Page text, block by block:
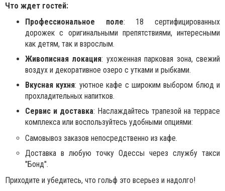
Что ждет гостей:
Профессиональное поле: 18 сертифицированных
дорожек с оригинальными препятствиями, интересными
как детям, так и взрослым.
Живописная локация: ухоженная парковая зона, свежий
воздух и декоративное озеро с утками и рыбками.
Вкусная кухня: уютное кафе с широким выбором блюд и
прохладительных напитков.
Сервис и доставка: Наслаждайтесь трапезой на террасе
комплекса или воспользуйтесь удобными опциями:
Самовывоз заказов непосредственно из кафе.
Доставка в любую точку Одессы через службу такси
"Бонд".
Приходите и убедитесь, что гольф это всерьез и надолго!